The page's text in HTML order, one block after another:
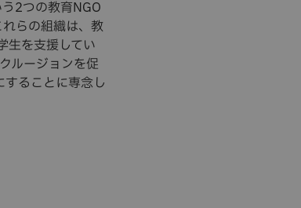
2つの教育NGO
らの組織は、教
生を支援してい
ルージョンを促
ることに専念し